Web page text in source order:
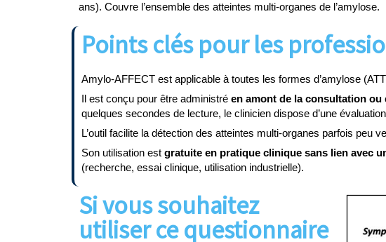
ans). Couvre l’ensemble des atteintes multi-organes de l’amylose.
Points clés pour les
Amylo-AFFECT est applicable à toutes les formes d’amylose
Il est conçu pour être administré en amont de la consultation ou
quelques secondes de lecture, le clinicien dispose d’une
L’outil facilite la détection des atteintes multi-organes parfois peu
Son utilisation est gratuite en pratique clinique sans lien avec
(recherche, essai clinique, utilisation industrielle).
Si vous souhaitez
utiliser ce questionnaire